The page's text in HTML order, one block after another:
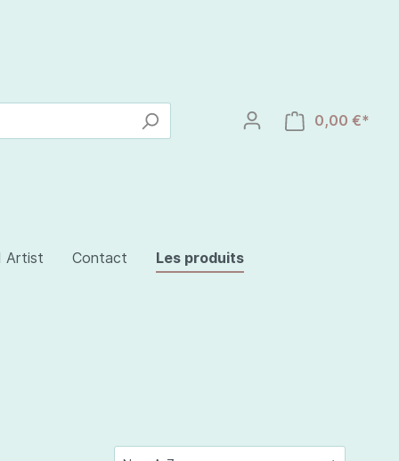
0,00 €*
Artist Contact Les produits